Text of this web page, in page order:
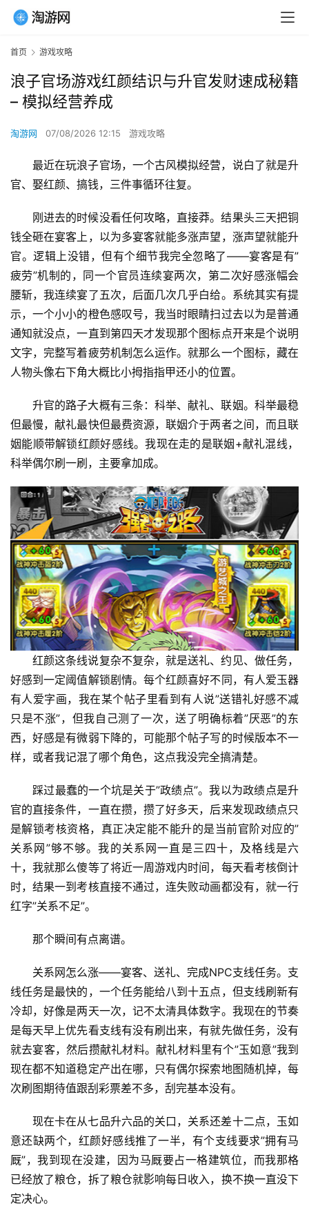
首页 游戏攻略
浪子官场游戏红颜结识与升官发财速成秘籍
– 模拟经营养成
淘游网 07/08/2026 12:15 游戏攻略
最近在玩浪子官场，一个古风模拟经营，说白了就是升
官、娶红颜、搞钱，三件事循环往复。
刚进去的时候没看任何攻略，直接莽。结果头三天把铜
钱全砸在宴客上，以为多宴客就能多涨声望，涨声望就能升
官。逻辑上没错，但有个细节我完全忽略了——宴客是有”
疲劳”机制的，同一个官员连续宴两次，第二次好感涨幅会
腰斩，我连续宴了五次，后面几次几乎白给。系统其实有提
示，一个小小的橙色感叹号，我当时眼睛扫过去以为是普通
通知就没点，一直到第四天才发现那个图标点开来是个说明
文字，完整写着疲劳机制怎么运作。就那么一个图标，藏在
人物头像右下角大概比小拇指指甲还小的位置。
升官的路子大概有三条：科举、献礼、联姻。科举最稳
但最慢，献礼最快但最费资源，联姻介于两者之间，而且联
姻能顺带解锁红颜好感线。我现在走的是联姻+献礼混线，
科举偶尔刷一刷，主要拿加成。
红颜这条线说复杂不复杂，就是送礼、约见、做任务，
好感到一定阈值解锁剧情。每个红颜喜好不同，有人爱玉器
有人爱字画，我在某个帖子里看到有人说”送错礼好感不减
只是不涨”，但我自己测了一次，送了明确标着”厌恶”的东
西，好感是有微弱下降的，可能那个帖子写的时候版本不一
样，或者我记混了哪个角色，这点我没完全搞清楚。
踩过最蠢的一个坑是关于”政绩点”。我以为政绩点是升
官的直接条件，一直在攒，攒了好多天，后来发现政绩点只
是解锁考核资格，真正决定能不能升的是当前官阶对应的”
关系网”够不够。我的关系网一直是三四十，及格线是六
十，我就那么傻等了将近一周游戏内时间，每天看考核倒计
时，结果一到考核直接不通过，连失败动画都没有，就一行
红字”关系不足”。
那个瞬间有点离谱。
关系网怎么涨——宴客、送礼、完成NPC支线任务。支
线任务是最快的，一个任务能给八到十五点，但支线刷新有
冷却，好像是两天一次，记不太清具体数字。我现在的节奏
是每天早上优先看支线有没有刷出来，有就先做任务，没有
就去宴客，然后攒献礼材料。献礼材料里有个”玉如意”我到
现在都不知道稳定产出在哪，只有偶尔探索地图随机掉，每
次刷图期待值跟刮彩票差不多，刮完基本没有。
现在卡在从七品升六品的关口，关系还差十二点，玉如
意还缺两个，红颜好感线推了一半，有个支线要求”拥有马
厩”，我到现在没建，因为马厩要占一格建筑位，而我那格
已经放了粮仓，拆了粮仓就影响每日收入，换不换一直没下
定决心。